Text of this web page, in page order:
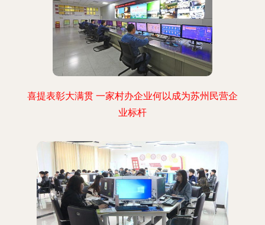
喜提表彰大满贯 一家村办企业何以成为苏州民营企
业标杆